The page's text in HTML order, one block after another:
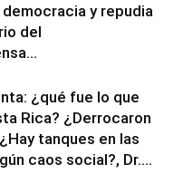
y repudia
del
¿qué fue lo que
Rica? ¿Derrocaron
tanques en las
caos social?, Dr....